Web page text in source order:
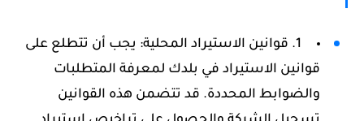
1. قوانين الاستيراد المحلية: يجب أن تتطلع على
قوانين الاستيراد في بلدك لمعرفة المتطلبات
والضوابط المحددة. قد تتضمن هذه القوانين